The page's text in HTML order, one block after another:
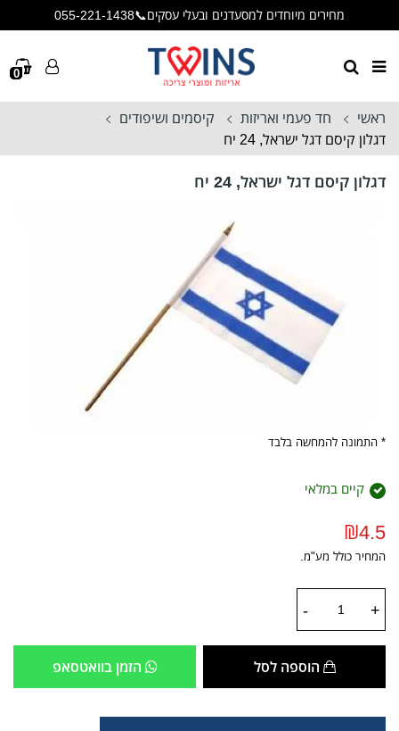
מחירים מיוחדים למסעדנים ובעלי עסקים📞055-221-1438
0
ראשי חד פעמי ואריזות
קיסמים ושיפודים
דגלון קיסם דגל ישראל, 24 יח
דגלון קיסם דגל ישראל, 24 יח
* התמונה להמחשה בלבד
קיים במלאי
₪4.5
המחיר כולל מע"מ.
- +
הזמן בוואטסאפ